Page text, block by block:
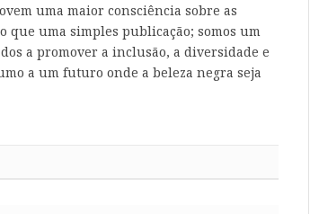
uma maior consciência sobre as
que uma simples publicação; somos um
a promover a inclusão, a diversidade e
a um futuro onde a beleza negra seja